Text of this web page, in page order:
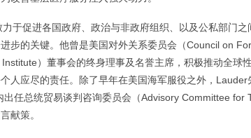
于促进各国政府、政治与非政府组织、以及公私部门
步的关键。他曾是美国对外关系委员会（Council on
）董事会的终身理事及名誉主席，积极推动全球
人应尽的责任。除了早年在美国海军服役之外，
出任总统贸易谈判咨询委员会（Advisory Committee for
献策。